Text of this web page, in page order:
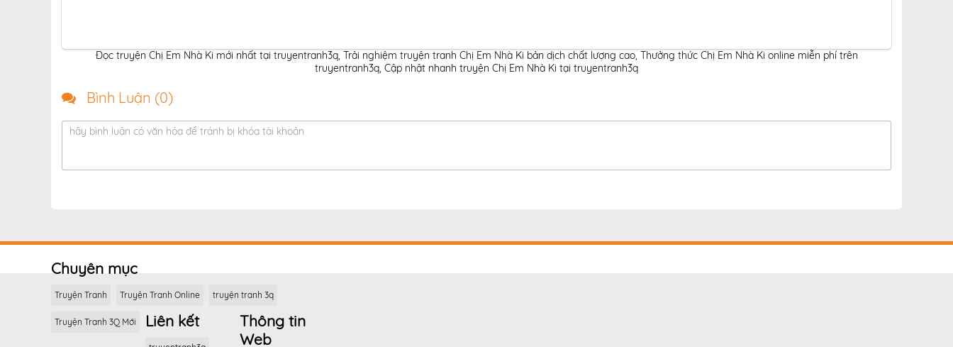
Đọc truyện Chị Em Nhà Ki mới nhất tại truyentranh3q, Trải nghiệm truyện tranh Chị Em Nhà Ki bản dịch chất lượng cao, Thưởng thức Chị Em Nhà Ki online miễn phí trên
truyentranh3q, Cập nhật nhanh truyện Chị Em Nhà Ki tại truyentranh3q
Bình Luận (0)
hãy bình luận có văn hóa để tránh bị khóa tài khoản
Chuyên mục
Truyện Tranh Truyện Tranh Online truyện tranh 3q
Truyện Tranh 3Q Mới Liên kết
Thông tin
Web